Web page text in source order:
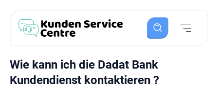
Wie kann ich die Dadat Bank
Kundendienst kontaktieren ?